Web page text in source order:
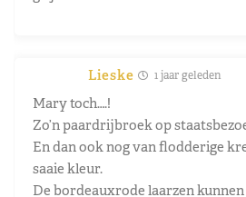
Lieske 1 jaar geleden
Mary toch….!
Zo’n paardrijbroek op
En dan ook nog van flodderige
saaie kleur.
De bordeauxrode laarzen